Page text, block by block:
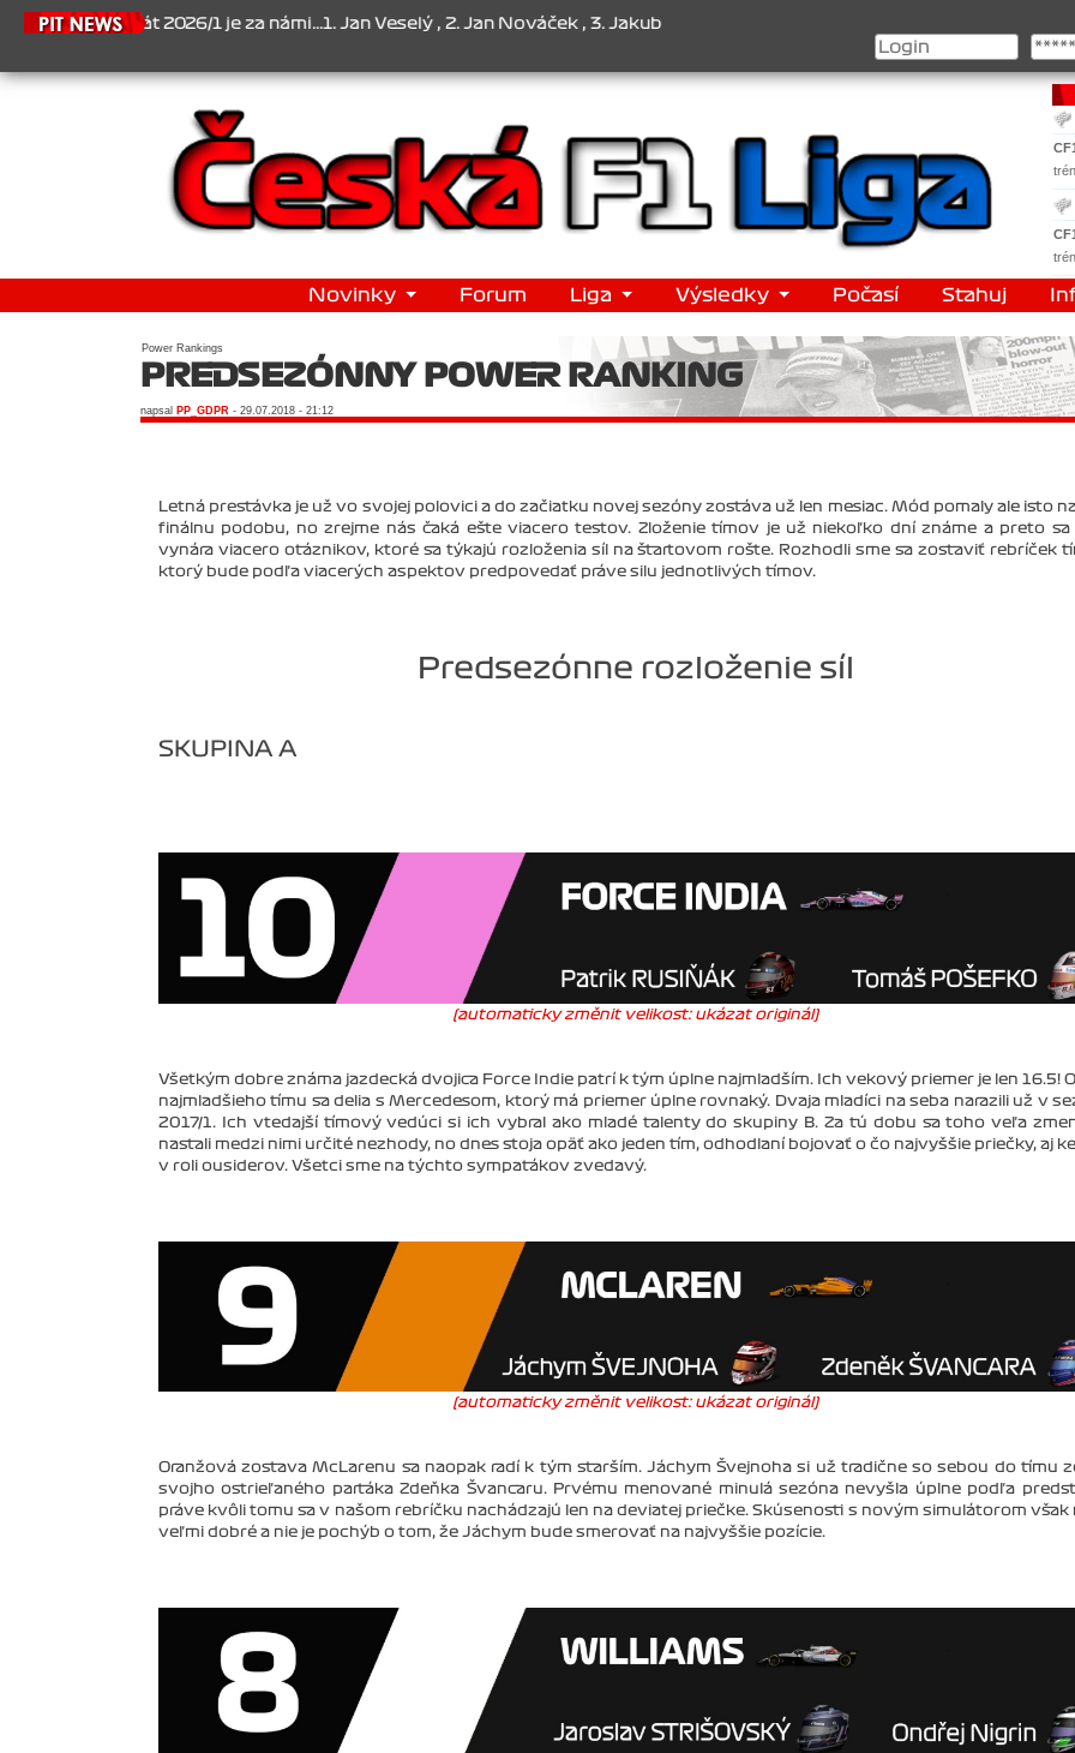
2026/1 je za námi...1. Jan Veselý , 2. Jan Nováček , 3. Jakub Chmelík , Pohár konstruktérů : 1. Ferrari . 2. Williams , 3.
Novinky Forum Liga Výsledky Počasí Stahuj
Power Rankings
PREDSEZÓNNY POWER RANKING
napsal PP_GDPR - 29.07.2018 - 21:12
Letná prestávka je už vo svojej polovici a do začiatku novej sezóny zostáva už len mesiac. Mód pomaly ale isto
finálnu podobu, no zrejme nás čaká ešte viacero testov. Zloženie tímov je už niekoľko dní známe a preto sa
vynára viacero otáznikov, ktoré sa týkajú rozloženia síl na štartovom rošte. Rozhodli sme sa zostaviť rebríček
ktorý bude podľa viacerých aspektov predpovedať práve silu jednotlivých tímov.
Predsezónne rozloženie síl
SKUPINA A
(automaticky změnit velikost: ukázat originál)
Všetkým dobre známa jazdecká dvojica Force Indie patrí k tým úplne najmladším. Ich vekový priemer je len 16.5!
najmladšieho tímu sa delia s Mercedesom, ktorý má priemer úplne rovnaký. Dvaja mladíci na seba narazili už v
2017/1. Ich vtedajší tímový vedúci si ich vybral ako mladé talenty do skupiny B. Za tú dobu sa toho veľa
nastali medzi nimi určité nezhody, no dnes stoja opäť ako jeden tím, odhodlaní bojovať o čo najvyššie priečky, aj
v roli ousiderov. Všetci sme na týchto sympaťákov zvedavý.
(automaticky změnit velikost: ukázat originál)
Oranžová zostava McLarenu sa naopak radí k tým starším. Jáchym Švejnoha si už tradične so sebou do tímu
svojho ostrieľaného parťáka Zdeňka Švancaru. Prvému menované minulá sezóna nevyšla úplne podľa
práve kvôli tomu sa v našom rebríčku nachádzajú len na deviatej priečke. Skúsenosti s novým simulátorom však
veľmi dobré a nie je pochýb o tom, že Jáchym bude smerovať na najvyššie pozície.